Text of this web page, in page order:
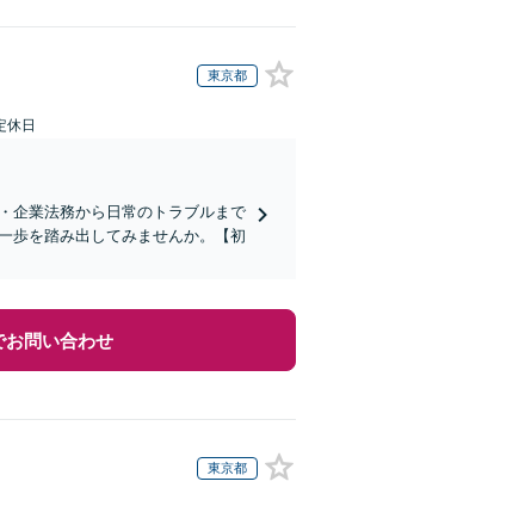
東京都
休日
企業法務から日常のトラブルまで
歩を踏み出してみませんか。【初
お問い合わせ
東京都